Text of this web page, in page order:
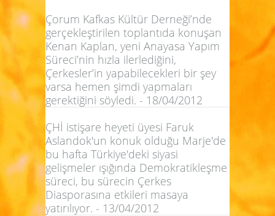
Çorum Kafkas Kültür Derneği’nde
gerçekleştirilen toplantıda konuşan
Kenan Kaplan, yeni Anayasa Yapım
Süreci’nin hızla ilerlediğini,
Çerkesler’in yapabilecekleri bir şey
varsa hemen şimdi yapmaları
gerektiğini söyledi. - 18/04/2012
ÇHİ istişare heyeti üyesi Faruk
Aslandok'un konuk olduğu Marje'de
bu hafta Türkiye'deki siyasi
gelişmeler ışığında Demokratikleşme
süreci, bu sürecin Çerkes
Diasporasına etkileri masaya
yatırılıyor. - 13/04/2012